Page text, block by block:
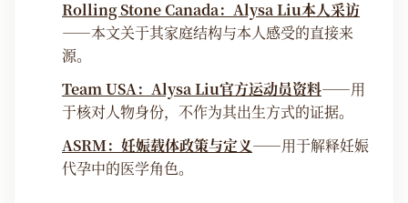
Rolling Stone Canada：Alysa Liu本人采访
——本文关于其家庭结构与本人感受的直接来
源。
Team USA：Alysa Liu官方运动员资料——用
于核对人物身份，不作为其出生方式的证据。
ASRM：妊娠载体政策与定义——用于解释妊娠
代孕中的医学角色。